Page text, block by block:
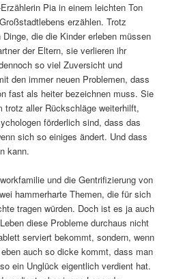
Pia in einem leichten Ton
erzählen. Trotz
die die Kinder erleben müssen
der Eltern, sie verlieren ihr
so viel Zuversicht und
den immer neuen Problemen, dass
fast als heiter bezeichnen muss. Sie
trotz aller Rückschläge weiterhilft,
förderlich sind, dass das
sich so einiges ändert. Und dass
kann.
und die Gentrifizierung von
hammerharte Themen, die für sich
tragen würden. Doch ist es ja auch
diese Probleme durchaus nicht
serviert bekommt, sondern, wenn
auch so dicke kommt, dass man
ein Unglück eigentlich verdient hat.